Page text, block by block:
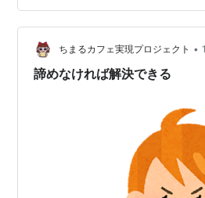
ど、ちょっと不安が。。。 ・移
なかったら？ ・仮に通ったとし
ならなかったら？ ・今まではやっ
けど、次は作業時間に応じた時給
ちまるカフェ実現プロジェクト •
諦めなければ解決できる